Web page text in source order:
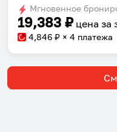
Мгновенное
19,383 ₽ цена за
4,846 ₽ × 4 платежа